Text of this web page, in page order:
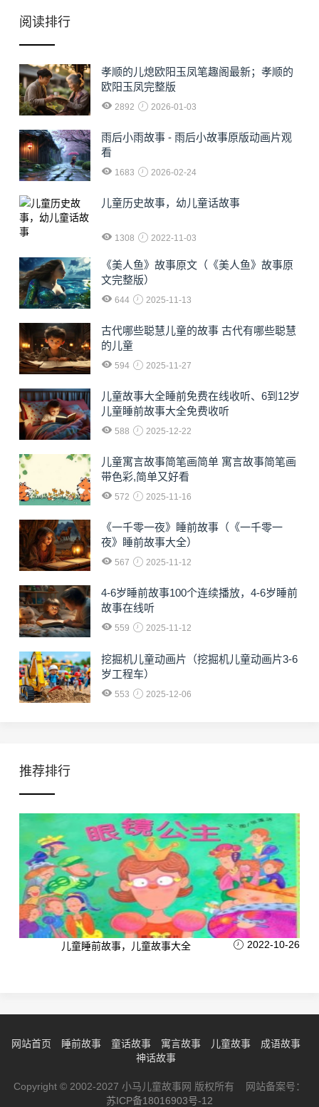
阅读排行
孝顺的儿熄欧阳玉凤笔趣阁最新；孝顺的
欧阳玉凤完整版
2892 2026-01-03
雨后小雨故事 - 雨后小故事原版动画片观
看
1683 2026-02-24
儿童历史故事，幼儿童话故事
1308 2022-11-03
《美人鱼》故事原文（《美人鱼》故事原
文完整版）
644 2025-11-13
古代哪些聪慧儿童的故事 古代有哪些聪慧
的儿童
594 2025-11-27
儿童故事大全睡前免费在线收听、6到12岁
儿童睡前故事大全免费收听
588 2025-12-22
儿童寓言故事简笔画简单 寓言故事简笔画
带色彩,简单又好看
572 2025-11-16
《一千零一夜》睡前故事（《一千零一
夜》睡前故事大全）
567 2025-11-12
4-6岁睡前故事100个连续播放，4-6岁睡前
故事在线听
559 2025-11-12
挖掘机儿童动画片（挖掘机儿童动画片3-6
岁工程车）
553 2025-12-06
推荐排行
儿童睡前故事，儿童故事大全 2022-10-26
网站首页 睡前故事 童话故事 寓言故事 儿童故事
成语故事
神话故事
Copyright © 2002-2027 小马儿童故事网 版权所有 网站备案号：
苏ICP备18016903号-12